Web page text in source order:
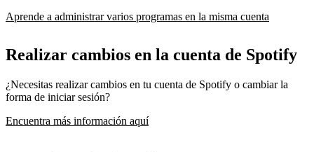
Aprende a administrar varios programas en la misma cuenta
Realizar cambios en la cuenta de Spotify
¿Necesitas realizar cambios en tu cuenta de Spotify o cambiar la
forma de iniciar sesión?
Encuentra más información aquí